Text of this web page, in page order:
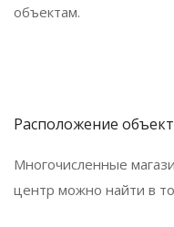
объектам.
Расположение
Многочисленные
центр можно найти в